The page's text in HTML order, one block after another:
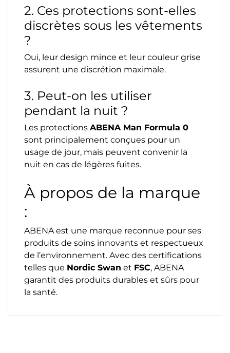
2. Ces protections sont-elles
discrètes sous les vêtements
?
Oui, leur design mince et leur couleur grise
assurent une discrétion maximale.
3. Peut-on les utiliser
pendant la nuit ?
Les protections ABENA Man Formula 0
sont principalement conçues pour un
usage de jour, mais peuvent convenir la
nuit en cas de légères fuites.
À propos de la marque
:
ABENA est une marque reconnue pour ses
produits de soins innovants et respectueux
de l’environnement. Avec des certifications
telles que Nordic Swan et FSC, ABENA
garantit des produits durables et sûrs pour
la santé.